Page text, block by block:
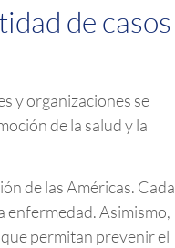
de casos
y organizaciones se
de la salud y la
de las Américas. Cada
enfermedad. Asimismo,
permitan prevenir el